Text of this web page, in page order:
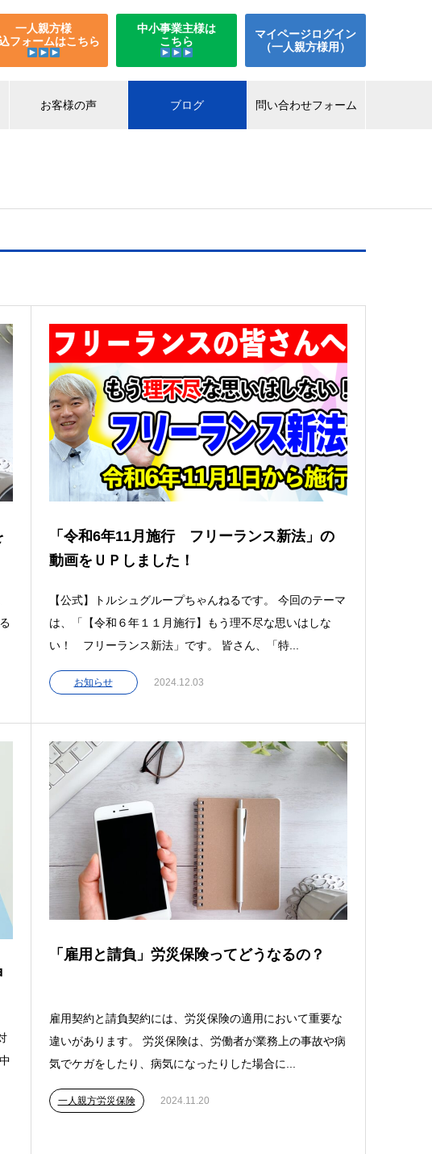
一人親方様
フォームはこちら
中小事業主様は
こちら
マイページログイン
（一人親方様用）
お客様の声 ブログ 問い合わせフォーム
「令和6年11月施行 フリーランス新法」の
動画をＵＰしました！
【公式】トルシュグループちゃんねるです。 今回のテーマ
は、「【令和６年１１月施行】もう理不尽な思いはしな
い！ フリーランス新法」です。 皆さん、「特...
お知らせ 2024.12.03
「雇用と請負」労災保険ってどうなるの？
雇用契約と請負契約には、労災保険の適用において重要な
違いがあります。 労災保険は、労働者が業務上の事故や病
気でケガをしたり、病気になったりした場合に...
一人親方労災保険 2024.11.20